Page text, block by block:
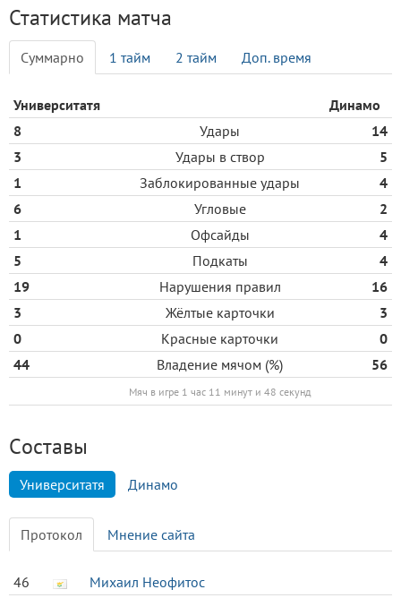
Статистика матча
Cуммарно 1 тайм 2 тайм Доп. время
Университатя
Динамо
8
Удары
14
3
Удары в створ
5
1
Заблокированные удары
4
6
Угловые
2
1
Офсайды
4
5
Подкаты
4
19
Нарушения правил
16
3
Жёлтые карточки
3
0
Красные карточки
0
44
Владение мячом (%) 56
Мяч в игре 1 час 11 минут и 48 секунд
Cоставы
Университатя Динамо
Протокол Мнение сайта
46
Михаил Неофитос